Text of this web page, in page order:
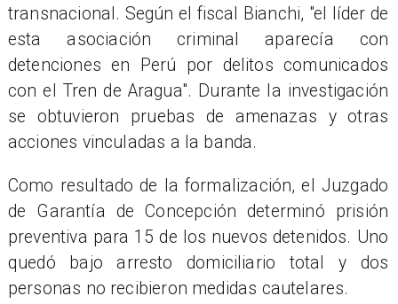
transnacional. Según el fiscal Bianchi, "el líder de
esta asociación criminal aparecía con
detenciones en Perú por delitos comunicados
con el Tren de Aragua". Durante la investigación
se obtuvieron pruebas de amenazas y otras
acciones vinculadas a la banda.
Como resultado de la formalización, el Juzgado
de Garantía de Concepción determinó prisión
preventiva para 15 de los nuevos detenidos. Uno
quedó bajo arresto domiciliario total y dos
personas no recibieron medidas cautelares.